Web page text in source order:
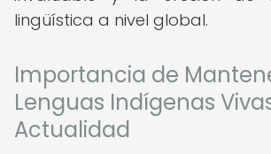
lingüística a nivel global.
Importancia de
Lenguas Indígenas
Actualidad